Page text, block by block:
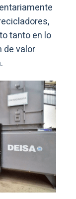
tanto en lo
de valor